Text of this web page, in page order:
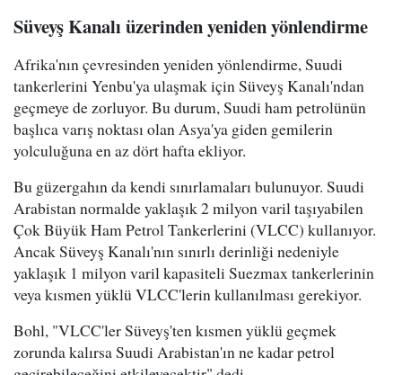
Süveyş Kanalı üzerinden yeniden yönlendirme
Afrika'nın çevresinden yeniden yönlendirme, Suudi
tankerlerini Yenbu'ya ulaşmak için Süveyş Kanalı'ndan
geçmeye de zorluyor. Bu durum, Suudi ham petrolünün
başlıca varış noktası olan Asya'ya giden gemilerin
yolculuğuna en az dört hafta ekliyor.
Bu güzergahın da kendi sınırlamaları bulunuyor. Suudi
Arabistan normalde yaklaşık 2 milyon varil taşıyabilen
Çok Büyük Ham Petrol Tankerlerini (VLCC) kullanıyor.
Ancak Süveyş Kanalı'nın sınırlı derinliği nedeniyle
yaklaşık 1 milyon varil kapasiteli Suezmax tankerlerinin
veya kısmen yüklü VLCC'lerin kullanılması gerekiyor.
Bohl, "VLCC'ler Süveyş'ten kısmen yüklü geçmek
zorunda kalırsa Suudi Arabistan'ın ne kadar petrol